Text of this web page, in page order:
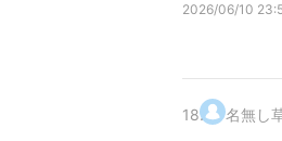
2026/06/10
18. 名無し